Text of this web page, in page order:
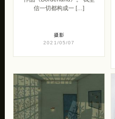
信一切都构成一 […]
摄影
2021/05/07